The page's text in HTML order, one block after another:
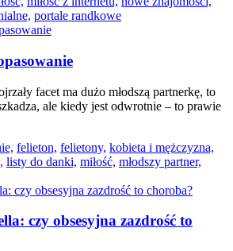
portale randkowe
facet ma dużo młodszą partnerkę, to
ale kiedy jest odwrotnie – to prawie
felieton, felietony, kobieta i mężczyzna,
listy do danki, miłość, młodszy partner,
czy obsesyjna zazdrość to